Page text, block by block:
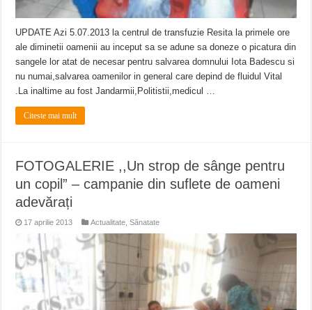
UPDATE Azi 5.07.2013 la centrul de transfuzie Resita la primele ore
ale diminetii oamenii au inceput sa se adune sa doneze o picatura din
sangele lor atat de necesar pentru salvarea domnului Iota Badescu si
nu numai,salvarea oamenilor in general care depind de fluidul Vital
.La inaltime au fost Jandarmii,Politistii,medicul …
Citeste mai mult
FOTOGALERIE ,,Un strop de sânge pentru
un copil” – campanie din suflete de oameni
adevărați
17 aprilie 2013 Actualitate ,Sănatate